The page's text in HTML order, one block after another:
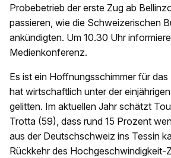
Probebetrieb der erste Zug ab
passieren, wie die Schweizerischen
ankündigten. Um 10.30 Uhr
Medienkonferenz.
Es ist ein Hoffnungsschimmer für
hat wirtschaftlich unter der
gelitten. Im aktuellen Jahr schätzt
Trotta (59), dass rund 15 Prozent
aus der Deutschschweiz ins Tessin
Rückkehr des Hochgeschwindigkeit-